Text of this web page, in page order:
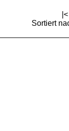
|<
Sortiert